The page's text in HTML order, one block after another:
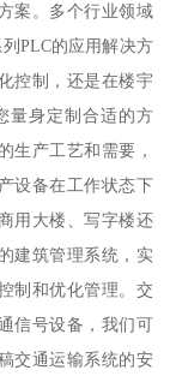
案。多个行业领域
PLC的应用解决方
控制，还是在楼宇
量身定制合适的方
生产工艺和需要，
设备在工作状态下
用大楼、写字楼还
建筑管理系统，实
制和优化管理。交
信号设备，我们可
交通运输系统的安